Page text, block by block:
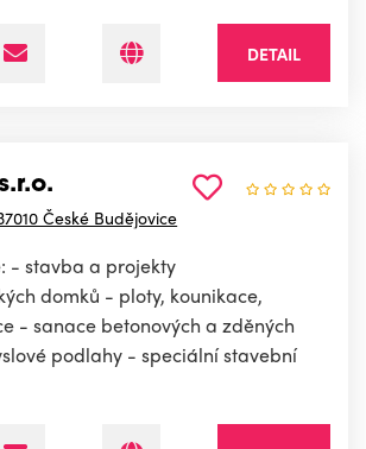
DETAIL
České Budějovice
- stavba a projekty
domků - ploty, kounikace,
- sanace betonových a zděných
podlahy - speciální stavební